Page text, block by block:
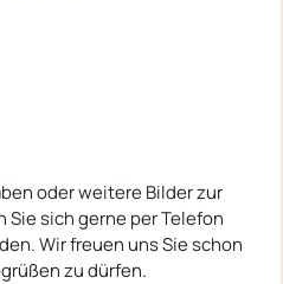
oder weitere Bilder zur
sich gerne per Telefon
Wir freuen uns Sie schon
zu dürfen.